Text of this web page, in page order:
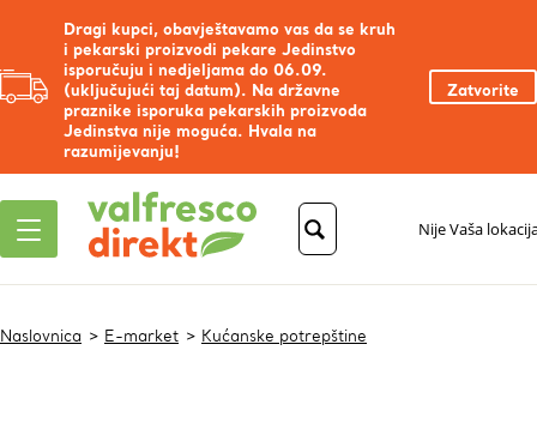
Dragi kupci, obavještavamo vas da se kruh
i pekarski proizvodi pekare Jedinstvo
isporučuju i nedjeljama do 06.09.
(uključujući taj datum). Na državne
praznike isporuka pekarskih proizvoda
Jedinstva nije moguća. Hvala na
razumijevanju!
Zatvorite
Nije Vaša
Naslovnica E-market Kućanske potrepštine